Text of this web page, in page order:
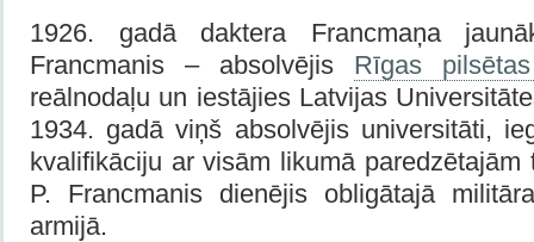
1926. gadā daktera Francmaņa
Francmanis – absolvējis Rīgas
reālnodaļu un iestājies Latvijas
1934. gadā viņš absolvējis universitāti,
kvalifikāciju ar visām likumā paredzētajām
P. Francmanis dienējis obligātajā
armijā.